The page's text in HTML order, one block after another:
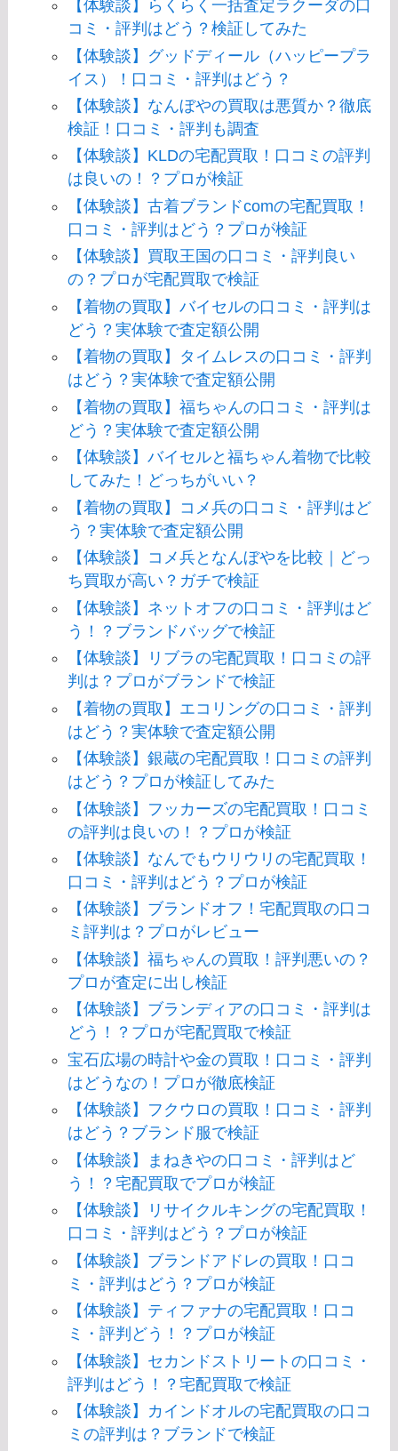
【体験談】らくらく一括査定ラクーダの口
コミ・評判はどう？検証してみた
【体験談】グッドディール（ハッピープラ
イス）！口コミ・評判はどう？
【体験談】なんぼやの買取は悪質か？徹底
検証！口コミ・評判も調査
【体験談】KLDの宅配買取！口コミの評判
は良いの！？プロが検証
【体験談】古着ブランドcomの宅配買取！
口コミ・評判はどう？プロが検証
【体験談】買取王国の口コミ・評判良い
の？プロが宅配買取で検証
【着物の買取】バイセルの口コミ・評判は
どう？実体験で査定額公開
【着物の買取】タイムレスの口コミ・評判
はどう？実体験で査定額公開
【着物の買取】福ちゃんの口コミ・評判は
どう？実体験で査定額公開
【体験談】バイセルと福ちゃん着物で比較
してみた！どっちがいい？
【着物の買取】コメ兵の口コミ・評判はど
う？実体験で査定額公開
【体験談】コメ兵となんぼやを比較｜どっ
ち買取が高い？ガチで検証
【体験談】ネットオフの口コミ・評判はど
う！？ブランドバッグで検証
【体験談】リブラの宅配買取！口コミの評
判は？プロがブランドで検証
【着物の買取】エコリングの口コミ・評判
はどう？実体験で査定額公開
【体験談】銀蔵の宅配買取！口コミの評判
はどう？プロが検証してみた
【体験談】フッカーズの宅配買取！口コミ
の評判は良いの！？プロが検証
【体験談】なんでもウリウリの宅配買取！
口コミ・評判はどう？プロが検証
【体験談】ブランドオフ！宅配買取の口コ
ミ評判は？プロがレビュー
【体験談】福ちゃんの買取！評判悪いの？
プロが査定に出し検証
【体験談】ブランディアの口コミ・評判は
どう！？プロが宅配買取で検証
宝石広場の時計や金の買取！口コミ・評判
はどうなの！プロが徹底検証
【体験談】フクウロの買取！口コミ・評判
はどう？ブランド服で検証
【体験談】まねきやの口コミ・評判はど
う！？宅配買取でプロが検証
【体験談】リサイクルキングの宅配買取！
口コミ・評判はどう？プロが検証
【体験談】ブランドアドレの買取！口コ
ミ・評判はどう？プロが検証
【体験談】ティファナの宅配買取！口コ
ミ・評判どう！？プロが検証
【体験談】セカンドストリートの口コミ・
評判はどう！？宅配買取で検証
【体験談】カインドオルの宅配買取の口コ
ミの評判は？ブランドで検証